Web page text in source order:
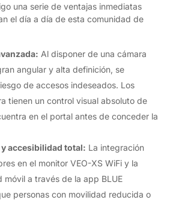
una serie de ventajas inmediatas
el día a día de esta comunidad de
Al disponer de una cámara
angular y alta definición, se
de accesos indeseados. Los
tienen un control visual absoluto de
en el portal antes de conceder la
accesibilidad total: La integración
en el monitor VEO-XS WiFi y la
móvil a través de la app BLUE
personas con movilidad reducida o